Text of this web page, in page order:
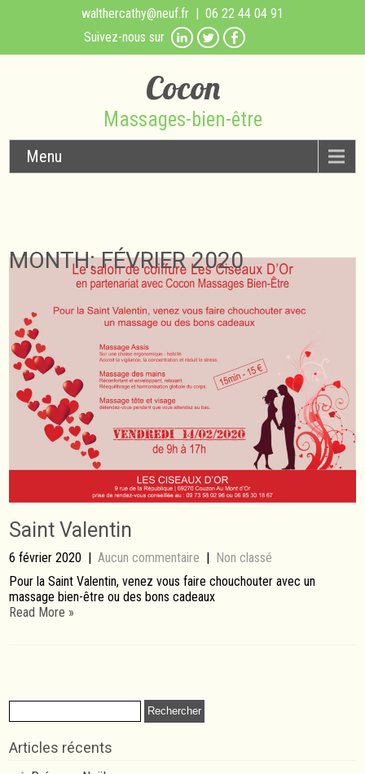
walthercathy@neuf.fr | 06 22 44 04 91
Suivez-nous sur
Cocon
Massages-bien-être
Menu
MONTH:FÉVRIER 2020
Saint Valentin
6 février 2020 |Aucun commentaire | Non classé
Pour la Saint Valentin, venez vous faire chouchouter avec un
massage bien-être ou des bons cadeaux
Read More »
Rechercher :
Articles récents